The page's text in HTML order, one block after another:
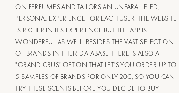
ON PERFUMES AND TAILORS AN UNPARALLELED,
PERSONAL EXPERIENCE FOR EACH USER. THE WEBSITE
IS RICHER IN IT'S EXPERIENCE BUT THE APP IS
WONDERFUL AS WELL. BESIDES THE VAST SELECTION
OF BRANDS IN THEIR DATABASE THERE IS ALSO A
"GRAND CRUS" OPTION THAT LET'S YOU ORDER UP TO
5 SAMPLES OF BRANDS FOR ONLY 20€, SO YOU CAN
TRY THESE SCENTS BEFORE YOU DECIDE TO BUY